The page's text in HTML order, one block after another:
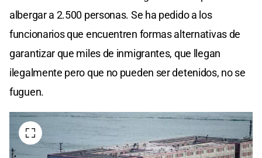
albergar a 2.500 personas. Se ha pedido a los
funcionarios que encuentren formas alternativas de
garantizar que miles de inmigrantes, que llegan
ilegalmente pero que no pueden ser detenidos, no se
fuguen.